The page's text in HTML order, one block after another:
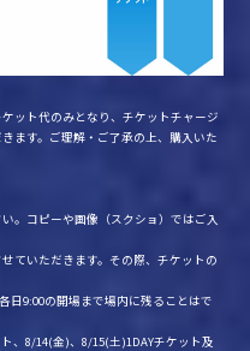
ット代のみとなり、チケットチャージ
ます。ご理解・ご了承の上、購入いた
。コピーや画像（スクショ）ではご入
ていただきます。その際、チケットの
日9:00の開場まで場内に残ることはで
、8/14(金)、8/15(土)1DAYチケット及